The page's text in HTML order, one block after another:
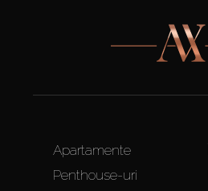
Apartamente
Penthouse-uri